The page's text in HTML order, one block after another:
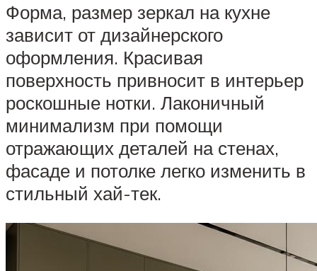
Форма, размер зеркал на кухне
зависит от дизайнерского
оформления. Красивая
поверхность привносит в интерьер
роскошные нотки. Лаконичный
минимализм при помощи
отражающих деталей на стенах,
фасаде и потолке легко изменить в
стильный хай-тек.